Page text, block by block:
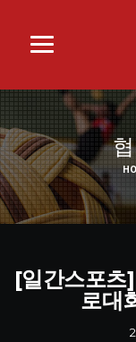
[일간스포츠
로대